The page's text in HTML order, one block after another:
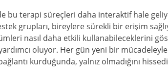
bu terapi süreçleri daha interaktif hale
grupları, bireylere sürekli bir erişim
nasıl daha etkili kullanabileceklerini
yardımcı oluyor. Her gün yeni bir
kurduğunda, yalnız olmadığını